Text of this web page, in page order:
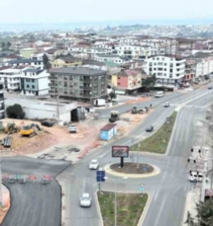
BİR AÇIK
HAZİNESİ